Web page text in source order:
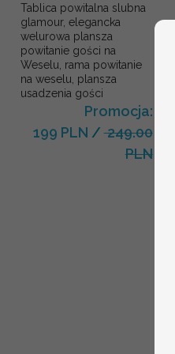
Tablica powitalna slubna
glamour, elegancka
welurowa plansza
powitanie gości na
Weselu, rama powitanie
na weselu, plansza
usadzenia gości
Promocja:
199 PLN /249.00
PLN